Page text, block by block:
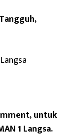
untuk
1 Langsa.